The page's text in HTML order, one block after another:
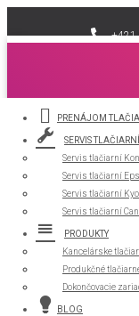
+421
PRENÁJOM
SERVIS TLAČIARNÍ
Servis tlačiarní
Servis tlačiarní
Servis tlačiarní
Servis tlačiarní
PRODUKTY
Kancelárske
Produkčné
Dokončovacie
BLOG
Microsoft